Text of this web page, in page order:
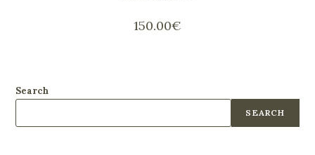
150.00€
Search
SEARCH